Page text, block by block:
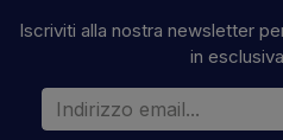
Iscriviti alla nostra newsletter
in
Indirizzo email